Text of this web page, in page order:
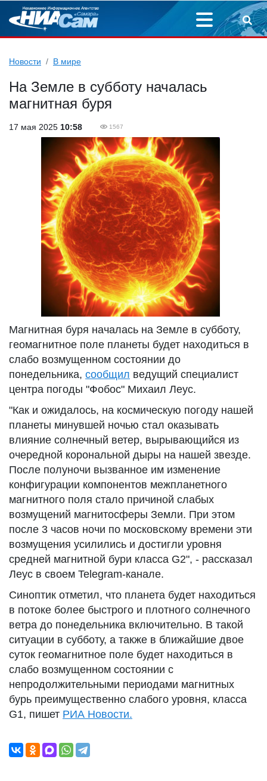
Новости В мире
На Земле в субботу началась
магнитная буря
17 мая 2025 10:58 1567
Магнитная буря началась на Земле в субботу,
геомагнитное поле планеты будет находиться в
слабо возмущенном состоянии до
понедельника, сообщил ведущий специалист
центра погоды "Фобос" Михаил Леус.
"Как и ожидалось, на космическую погоду нашей
планеты минувшей ночью стал оказывать
влияние солнечный ветер, вырывающийся из
очередной корональной дыры на нашей звезде.
После полуночи вызванное им изменение
конфигурации компонентов межпланетного
магнитного поля стало причиной слабых
возмущений магнитосферы Земли. При этом
после 3 часов ночи по московскому времени эти
возмущения усилились и достигли уровня
средней магнитной бури класса G2", - рассказал
Леус в своем Telegram-канале.
Синоптик отметил, что планета будет находиться
в потоке более быстрого и плотного солнечного
ветра до понедельника включительно. В такой
ситуации в субботу, а также в ближайшие двое
суток геомагнитное поле будет находиться в
слабо возмущенном состоянии с
непродолжительными периодами магнитных
бурь преимущественно слабого уровня, класса
G1, пишет РИА Новости.